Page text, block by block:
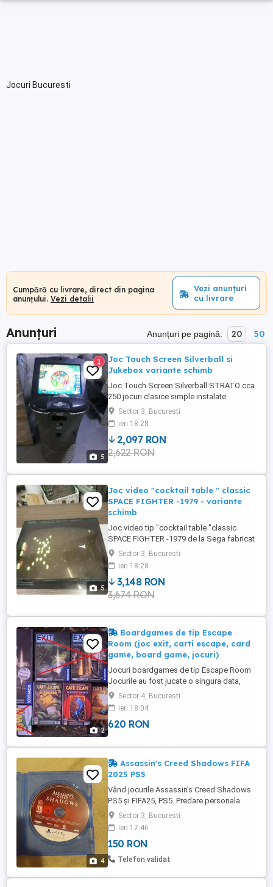
Jocuri Bucuresti
Cumpără cu livrare, direct din pagina
anunțului. Vezi detalii
Vezi anunțuri
cu livrare
Anunțuri Anunțuri pe pagină: 20 50
5
1
Joc Touch Screen Silverball si
Jukebox variante schimb
Joc Touch Screen Silverball STRATO cca
250 jocuri clasice simple instalate
functioneza si ca jukebox cu mp3 cu titluri
la alegere lista functie de preferinte are
acceptor de bancnote pentru ,5,10,50 lei si
de monede SR3 pentru 50 bani ,1 credit
este setat la 2,5 lei dar poate fi modificat
Sector 3, Bucuresti
ieri 18:28
2,097 RON
2,622 RON
5
Joc video "cocktail table " classic
SPACE FIGHTER -1979 - variante
schimb
Joc video tip "cocktail table "classic
SPACE FIGHTER -1979 de la Sega fabricat
in Germania reconditionat 100% pentru
colectionari sau nostalgici primele jocuri
video 1979 asemanator cu Galaxian
,Galaga si Star Fighter din aceeasi
perioada .Doar livrare PERSONALA NU
Sector 3, Bucuresti
ieri 18:28
3,148 RON
3,674 RON
2
Boardgames de tip Escape
Room (joc exit, carti escape, card
game, board game, jocuri)
Jocuri boardgames de tip Escape Room
Jocurile au fost jucate o singura data,
toate cartile componente sunt intregi si
ranajte in ordine putand fi jucate oricand.
Pentru jocurile Exit am folosit duplicate ca
sa nu afectez integritatea cutiiei sau a
Groazei - limba ...
Sector 4, Bucuresti
ieri 18:04
620 RON
4
Assassin's Creed Shadows FIFA
2025 PS5
Vând jocurile Assassin's Creed Shadows
PS5 și FIFA25, PS5. Predare personala
metrou Dristor sau contra cost prin curier
predare personala cu deplasarea mea
oriunde in București. Preturile pentru jocuri
150 ambele sau Assassin's Creed - 150lei
și FIFA25 - 50 LEI
Sector 3, Bucuresti
ieri 17:46
150 RON
Telefon validat